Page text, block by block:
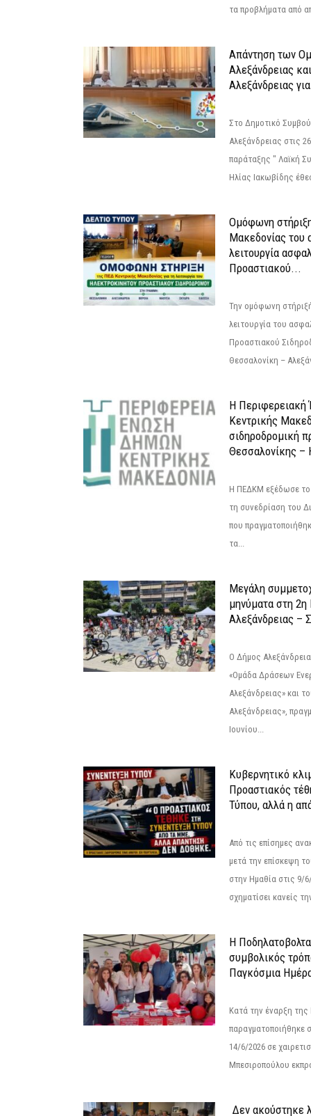
τα προβλήματα από
Απάντηση των
Αλεξάνδρειας
Αλεξάνδρειας
Στο Δημοτικό
Αλεξάνδρειας στις
παράταξης " Λαϊκή
Ηλίας Ιακωβίδης
Ομόφωνη
Μακεδονίας του
λειτουργία
Προαστιακού...
Την ομόφωνη
λειτουργία του
Προαστιακού
Θεσσαλονίκη –
Η
Κεντρικής
σιδηροδρομική
Θεσσαλονίκης –
Η ΠΕΔΚΜ εξέδωσε το
τη συνεδρίαση του
που
τα...
Μεγάλη
μηνύματα στη
Αλεξάνδρειας –
Ο Δήμος
«Ομάδα Δράσεων
Αλεξάνδρειας» και
Αλεξάνδρειας»,
Ιουνίου...
Κυβερνητικό
Προαστιακός
Τύπου, αλλά η
Από τις επίσημες
μετά την επίσκεψη
στην Ημαθία στις 9/
σχηματίσει κανείς
Η Ποδηλατοβολτα
συμβολικός
Παγκόσμια
Κατά την έναρξη
παραγματοποιήθηκε
14/6/2026 σε
Μπεσιροπούλου
Δεν ακούστηκε